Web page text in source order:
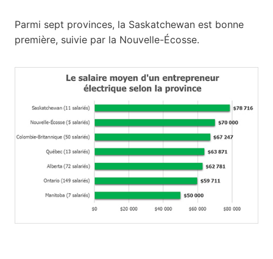
Parmi sept provinces, la Saskatchewan est bonne
première, suivie par la Nouvelle-Écosse.